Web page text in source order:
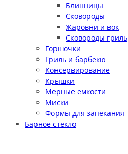
Блинницы
Сковороды
Жаровни и вок
Сковороды гриль
Горшочки
Гриль и барбекю
Консервирование
Крышки
Мерные емкости
Миски
Формы для запекания
Барное стекло